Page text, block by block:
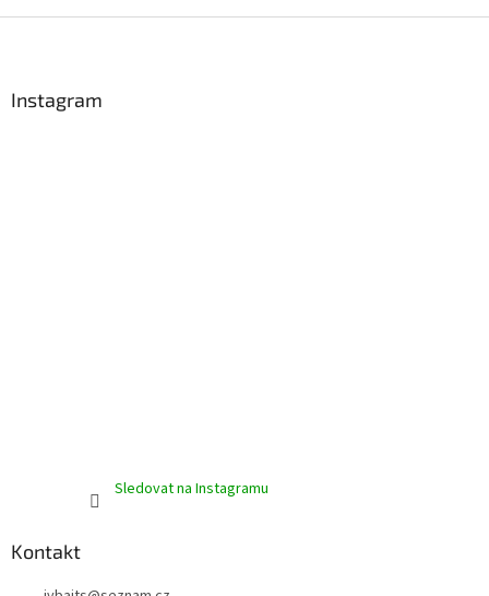
Instagram
Sledovat na Instagramu
Kontakt